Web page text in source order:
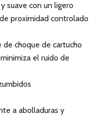
suave con un ligero
proximidad controlado
choque de cartucho
el ruido de
a abolladuras y